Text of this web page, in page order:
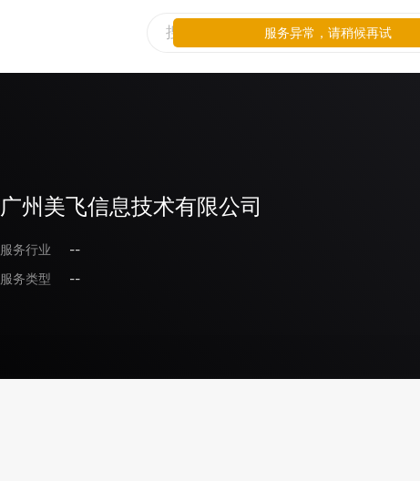
广州美飞信息技术有限公司
服务行业
--
服务类型
--
服务异常，请稍候再试